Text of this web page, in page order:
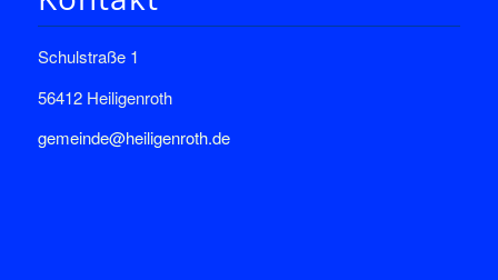
Schulstraße 1
56412 Heiligenroth
gemeinde@heiligenroth.de